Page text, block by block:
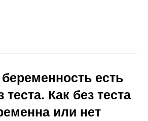
есть
теста. Как без теста
или нет